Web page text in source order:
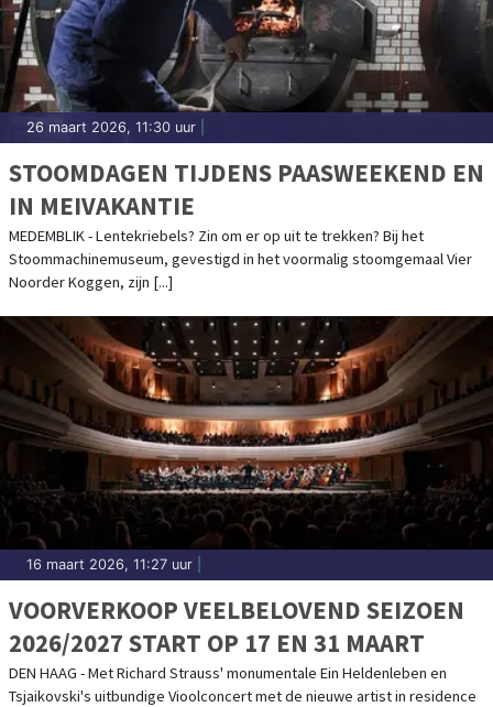
26 maart 2026, 11:30 uur
STOOMDAGEN TIJDENS PAASWEEKEND EN
IN MEIVAKANTIE
MEDEMBLIK - Lentekriebels? Zin om er op uit te trekken? Bij het
Stoommachinemuseum, gevestigd in het voormalig stoomgemaal Vier
Noorder Koggen, zijn [...]
16 maart 2026, 11:27 uur
VOORVERKOOP VEELBELOVEND SEIZOEN
2026/2027 START OP 17 EN 31 MAART
DEN HAAG - Met Richard Strauss' monumentale Ein Heldenleben en
Tsjaikovski's uitbundige Vioolconcert met de nieuwe artist in residence